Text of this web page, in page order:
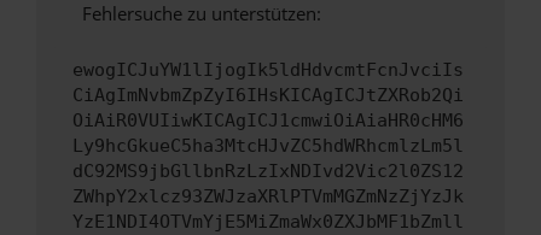
Fehlersuche zu unterstützen:
ewogICJuYW1lIjogIk5ldHdvcmtFcnJvciIs
CiAgImNvbmZpZyI6IHsKICAgICJtZXRob2Qi
OiAiR0VUIiwKICAgICJ1cmwiOiAiaHR0cHM6
Ly9hcGkueC5ha3MtcHJvZC5hdWRhcmlzLm5l
dC92MS9jbGllbnRzLzIxNDIvd2Vic2l0ZS12
ZWhpY2xlcz93ZWJzaXRlPTVmMGZmNzZjYzJk
YzE1NDI4OTVmYjE5MiZmaWx0ZXJbMF1bZmll